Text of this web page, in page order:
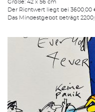
Größe: 42 x 56 cm
Der Richtwert liegt bei 3600,00
Das Mindestgebot beträgt